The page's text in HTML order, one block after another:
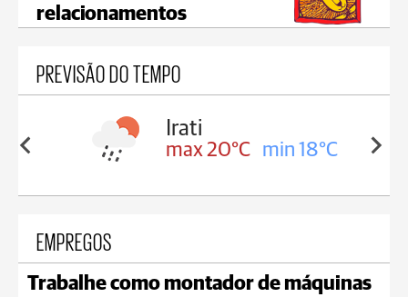
relacionamentos
PREVISÃO DO TEMPO
18°C
Ipiranga
max 15°C min 15°C
EMPREGOS
Trabalhe como montador de máquinas